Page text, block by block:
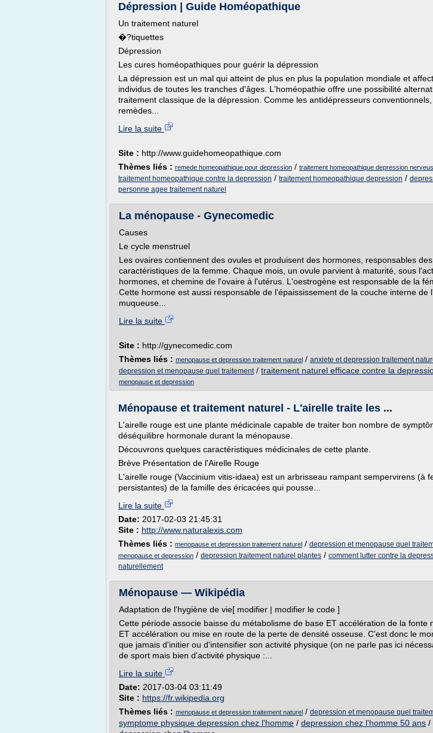
Dépression | Guide Homéopathique
Un traitement naturel
�?tiquettes
Dépression
Les cures homéopathiques pour guérir la dépression
La dépression est un mal qui atteint de plus en plus la population mondiale et
individus de toutes les tranches d'âges. L'homéopathie offre une possibilité
traitement classique de la dépression. Comme les antidépresseurs
remèdes...
Lire la suite
Site : http://www.guidehomeopathique.com
Thèmes liés : remede homeopathique pour depression / traitement homeopathique depression
traitement homeopathique contre la depression / traitement homeopathique depression /
personne agee traitement naturel
La ménopause - Gynecomedic
Causes
Le cycle menstruel
Les ovaires contiennent des ovules et produisent des hormones, responsables des
caractéristiques de la femme. Chaque mois, un ovule parvient à maturité, sous
hormones, et chemine de l'ovaire à l'utérus. L'oestrogène est responsable de la
Cette hormone est aussi responsable de l'épaississement de la couche interne de
muqueuse...
Lire la suite
Site : http://gynecomedic.com
Thèmes liés : menopause et depression traitement naturel / anxiete et depression traitement
depression et menopause quel traitement/ traitement naturel efficace contre la
menopause et depression
Ménopause et traitement naturel - L'airelle traite les ...
L'airelle rouge est une plante médicinale capable de traiter bon nombre de
déséquilibre hormonale durant la ménopause.
Découvrons quelques caractéristiques médicinales de cette plante.
Brève Présentation de l'Airelle Rouge
L'airelle rouge (Vaccinium vitis-idaea) est un arbrisseau rampant sempervirens (à
persistantes) de la famille des éricacées qui pousse...
Lire la suite
Date: 2017-02-03 21:45:31
Site : http://www.naturalexis.com
Thèmes liés : menopause et depression traitement naturel / depression et menopause quel
menopause et depression / depression traitement naturel plantes / comment lutter contre la
naturellement
Ménopause — Wikipédia
Adaptation de l'hygiène de vie[ modifier | modifier le code ]
Cette période associe baisse du métabolisme de base ET accélération de la fonte
ET accélération ou mise en route de la perte de densité osseuse. C'est donc le
que jamais d'initier ou d'intensifier son activité physique (on ne parle pas ici
de sport mais bien d'activité physique :...
Lire la suite
Date: 2017-03-04 03:11:49
Site : https://fr.wikipedia.org
Thèmes liés : menopause et depression traitement naturel / depression et menopause quel
symptome physique depression chez l'homme / depression chez l'homme 50 ans /